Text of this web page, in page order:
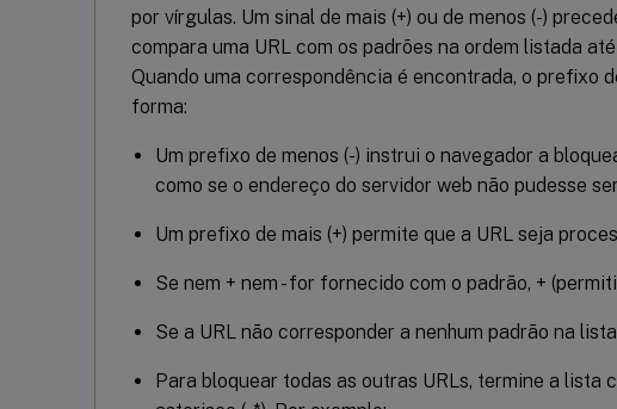
por vírgulas. Um sinal de mais (+) ou de menos (-)
compara uma URL com os padrões na ordem listada
Quando uma correspondência é encontrada, o prefixo
forma:
Um prefixo de menos (-) instrui o navegador a
como se o endereço do servidor web não pudesse
Um prefixo de mais (+) permite que a URL seja
Se nem + nem - for fornecido com o padrão, +
Se a URL não corresponder a nenhum padrão na
Para bloquear todas as outras URLs, termine a lista